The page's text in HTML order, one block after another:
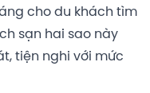
cho du khách tìm
sạn hai sao này
tiện nghi với mức